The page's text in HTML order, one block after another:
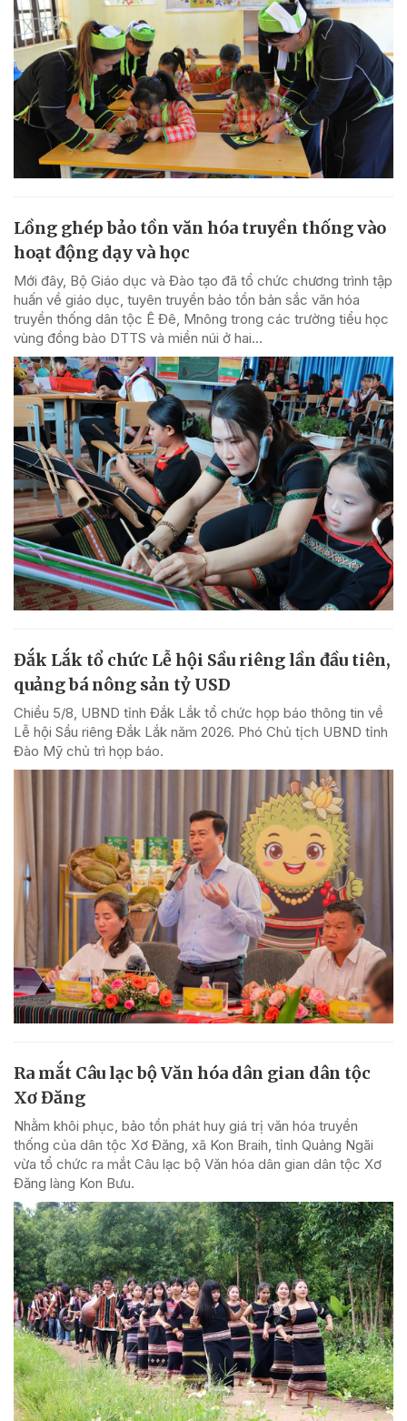
Lồng ghép bảo tồn văn hóa truyền thống vào
hoạt động dạy và học
Mới đây, Bộ Giáo dục và Đào tạo đã tổ chức chương trình tập
huấn về giáo dục, tuyên truyền bảo tồn bản sắc văn hóa
truyền thống dân tộc Ê Đê, Mnông trong các trường tiểu học
vùng đồng bào DTTS và miền núi ở hai...
Đắk Lắk tổ chức Lễ hội Sầu riêng lần đầu tiên,
quảng bá nông sản tỷ USD
Chiều 5/8, UBND tỉnh Đắk Lắk tổ chức họp báo thông tin về
Lễ hội Sầu riêng Đắk Lắk năm 2026. Phó Chủ tịch UBND tỉnh
Đào Mỹ chủ trì họp báo.
Ra mắt Câu lạc bộ Văn hóa dân gian dân tộc
Xơ Đăng
Nhằm khôi phục, bảo tồn phát huy giá trị văn hóa truyền
thống của dân tộc Xơ Đăng, xã Kon Braih, tỉnh Quảng Ngãi
vừa tổ chức ra mắt Câu lạc bộ Văn hóa dân gian dân tộc Xơ
Đăng làng Kon Bưu.